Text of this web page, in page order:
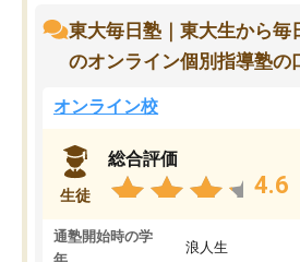
東大毎日塾｜東大生から毎
のオンライン個別指導塾の
オンライン校
生徒
総合評価
4.6
通塾開始時の学
浪人生